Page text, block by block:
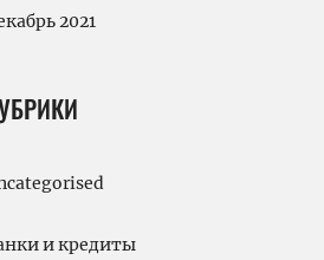
2021
и кредиты